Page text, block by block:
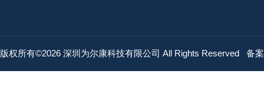
版权所有©2026 深圳为尔康科技有限公司 All Rights Reserved 备